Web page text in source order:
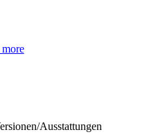
more
Ausstattungen